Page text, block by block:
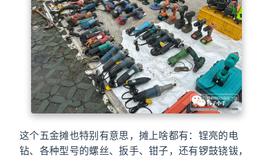
这个五金摊也特别有意思，摊上啥都有：锃亮的电
钻、各种型号的螺丝、扳手、钳子，还有锣鼓铙钹，